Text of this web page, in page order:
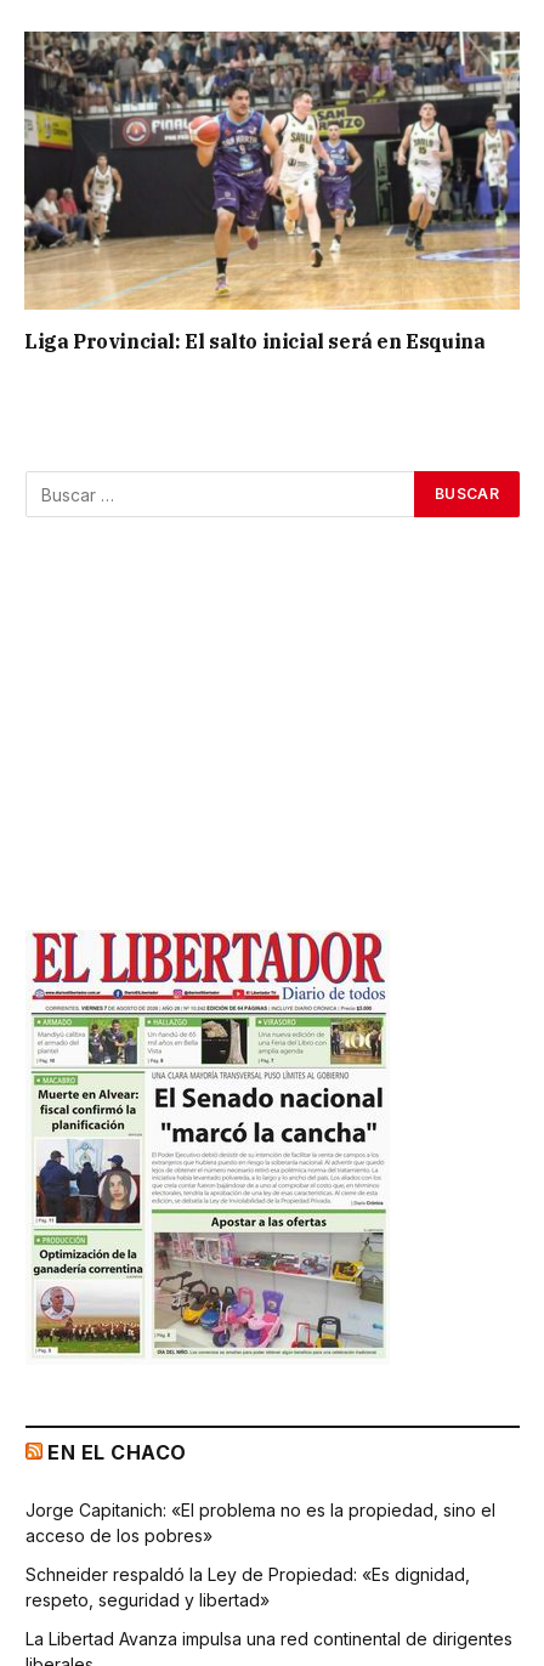
Liga Provincial: El salto inicial será en Esquina
EN EL CHACO
Jorge Capitanich: «El problema no es la propiedad, sino el
acceso de los pobres»
Schneider respaldó la Ley de Propiedad: «Es dignidad,
respeto, seguridad y libertad»
La Libertad Avanza impulsa una red continental de dirigentes